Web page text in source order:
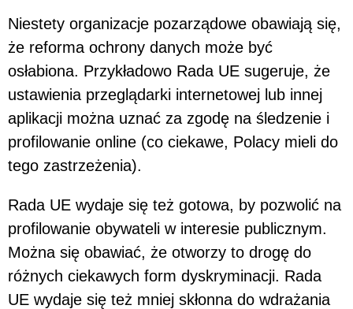
Niestety organizacje pozarządowe obawiają się,
że reforma ochrony danych może być
osłabiona. Przykładowo Rada UE sugeruje, że
ustawienia przeglądarki internetowej lub innej
aplikacji można uznać za zgodę na śledzenie i
profilowanie online (co ciekawe, Polacy mieli do
tego zastrzeżenia).
Rada UE wydaje się też gotowa, by pozwolić na
profilowanie obywateli w interesie publicznym.
Można się obawiać, że otworzy to drogę do
różnych ciekawych form dyskryminacji. Rada
UE wydaje się też mniej skłonna do wdrażania